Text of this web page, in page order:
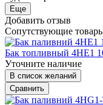
Еще
Добавить отзыв
Сопутствующие
Бак топливный 4HE1
Уточните наличие
В список желаний
Сравнить